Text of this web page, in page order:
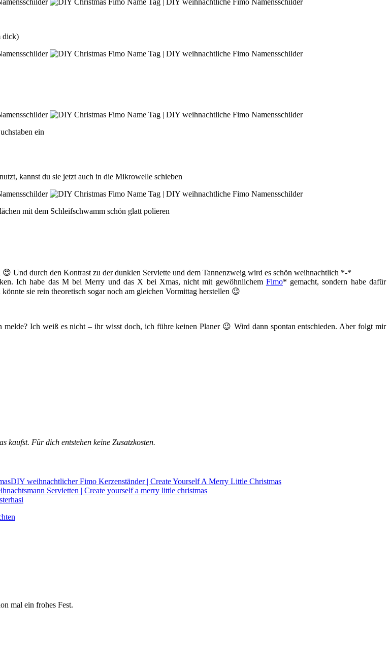
dick)
ein
kannst du sie jetzt auch in die Mikrowelle schieben
mit dem Schleifschwamm schön glatt polieren
Und durch den Kontrast zu der dunklen Serviette und dem Tannenzweig wird es schön weihnachtlich *-*
Ich habe das M bei Merry und das X bei Xmas, nicht mit gewöhnlichem Fimo* gemacht, sondern habe dafür
sie rein theoretisch sogar noch am gleichen Vormittag herstellen 😉
Ich weiß es nicht – ihr wisst doch, ich führe keinen Planer 😉 Wird dann spontan entschieden. Aber folgt mir
Für dich entstehen keine Zusatzkosten.
DIY weihnachtlicher Fimo Kerzenständer | Create Yourself A Merry Little Christmas
Servietten | Create yourself a merry little christmas
mal ein frohes Fest.